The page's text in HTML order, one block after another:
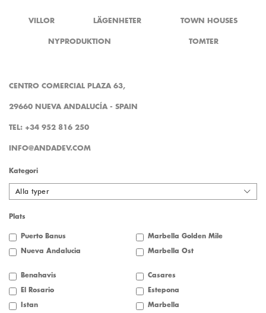
VILLOR LÄGENHETER TOWN HOUSES
NYPRODUKTION TOMTER
CENTRO COMERCIAL PLAZA 63,
29660 NUEVA ANDALUCÍA - SPAIN
TEL: +34 952 816 250
INFO@ANDADEV.COM
Kategori
Alla typer
Plats
Puerto Banus Marbella Golden Mile
Nueva Andalucia Marbella Öst
Benahavis Casares
El Rosario Estepona
Istan Marbella